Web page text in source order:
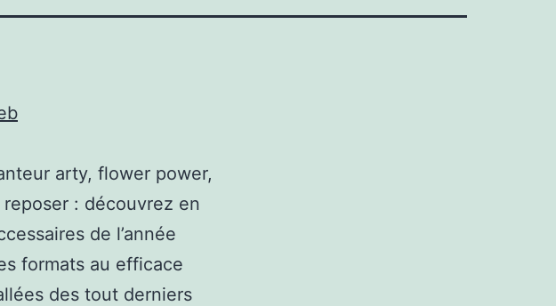
arty, flower power,
: découvrez en
de l’année
formats au efficace
des tout derniers